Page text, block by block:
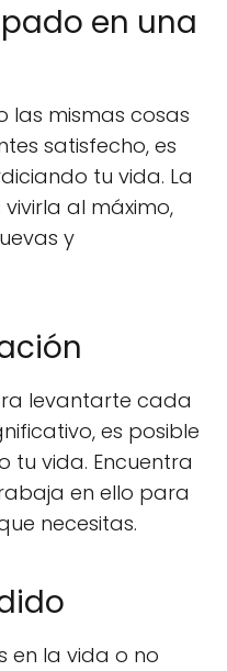
en una
las mismas cosas
satisfecho, es
tu vida. La
al máximo,
y
levantarte cada
es posible
tu vida. Encuentra
en ello para
necesitas.
en la vida o no